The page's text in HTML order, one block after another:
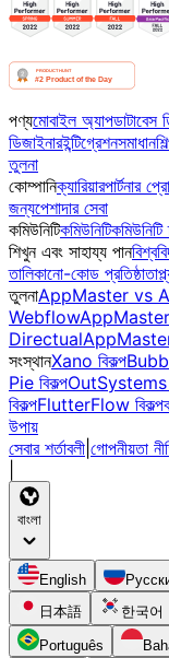
পণ্যমোবাইল অ্যাপডাটাবেস
ডিজাইনারইন্টিগ্রেশনসমাধান
তুলনা
কোম্পানিক্যারিয়ারপার্টনার
জন্যপেশাদার সেবা
কমিউনিটিকমিউনিটিকমিউনিটি
শিখুন এবং সাহায্য পান
তালিকানো-কোড প্রতিষ্ঠাতা
তুলনাAppMaster vs
Webflow
Directual
সংস্থানXano বিকল্প
Pie বিকল্পOutSystems
বিকল্পFlutterFlow বিকল্প
উপায়
সেবার শর্তাবলী গোপনীয়তা
বাংলা
English
日本語
한국어
Português